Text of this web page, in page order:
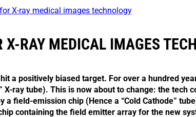
X-ray medical images technology
X-RAY MEDICAL IMAGES
a positively biased target. For over a hundred
X-ray tube). This is now about to change: the
field-emission chip (Hence a “Cold Cathode”
containing the field emitter array for the new